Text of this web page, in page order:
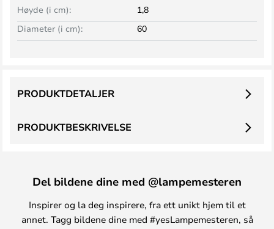
Høyde (i cm):
1,8
Diameter (i cm):
60
PRODUKTBESKRIVELSE
PRODUKTDETALJER
Del bildene dine med @lampemesteren
Inspirer og la deg inspirere, fra ett unikt hjem til et
annet. Tagg bildene dine med #yesLampemesteren, så